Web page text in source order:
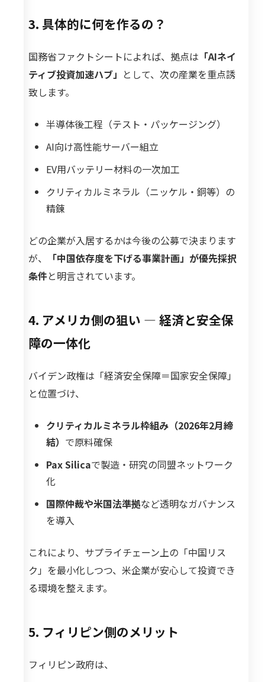
3. 具体的に何を作るの？
国務省ファクトシートによれば、拠点は 「AIネイ
ティブ投資加速ハブ」 として、次の産業を重点誘
致します。
半導体後工程（テスト・パッケージング）
AI向け高性能サーバー組立
EV用バッテリー材料の一次加工
クリティカルミネラル（ニッケル・銅等）の
精錬
どの企業が入居するかは今後の公募で決まります
が、
「中国依存度を下げる事業計画」が優先採択
条件と明言されています。
4. アメリカ側の狙い ― 経済と安全保
障の一体化
バイデン政権は「経済安全保障＝国家安全保障」
と位置づけ、
クリティカルミネラル枠組み（2026年2月締
結） で原料確保
Pax Silicaで製造・研究の同盟ネットワーク
化
国際仲裁や米国法準拠など透明なガバナンス
を導入
これにより、サプライチェーン上の「中国リス
ク」を最小化しつつ、米企業が安心して投資でき
る環境を整えます。
5. フィリピン側のメリット
フィリピン政府は、